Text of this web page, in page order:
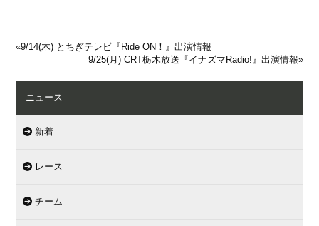
«9/14(木) とちぎテレビ『Ride ON！』出演情報
9/25(月) CRT栃木放送『イナズマRadio!』出演情報»
ニュース
新着
レース
チーム